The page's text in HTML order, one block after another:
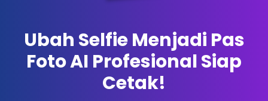
Ubah Selfie Menjadi Pas
Foto AI Profesional Siap
Cetak!